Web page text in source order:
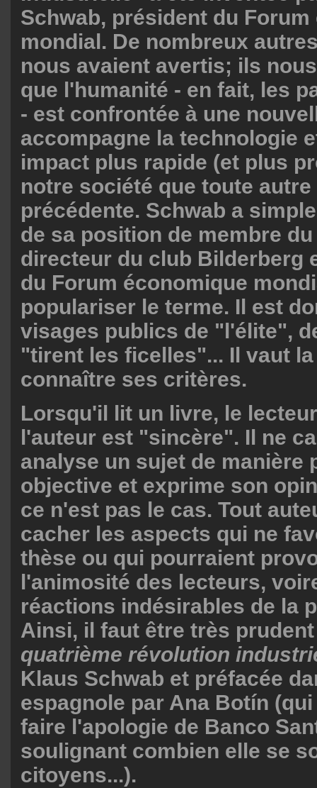
Schwab, président du
mondial. De nombreux
nous avaient avertis; ils
que l'humanité - en fait, les
- est confrontée à une
accompagne la technologie
impact plus rapide (et plus
notre société que toute
précédente. Schwab a
de sa position de membre
directeur du club Bilderberg
du Forum économique
populariser le terme. Il est
visages publics de "l'élite",
"tirent les ficelles"... Il vaut
connaître ses critères.
Lorsqu'il lit un livre, le
l'auteur est "sincère". Il ne
analyse un sujet de manière
objective et exprime son
ce n'est pas le cas. Tout
cacher les aspects qui ne
thèse ou qui pourraient
l'animosité des lecteurs,
réactions indésirables de la
Ainsi, il faut être très
quatrième révolution
Klaus Schwab et préfacée
espagnole par Ana Botín
faire l'apologie de Banco
soulignant combien elle se
citoyens...).